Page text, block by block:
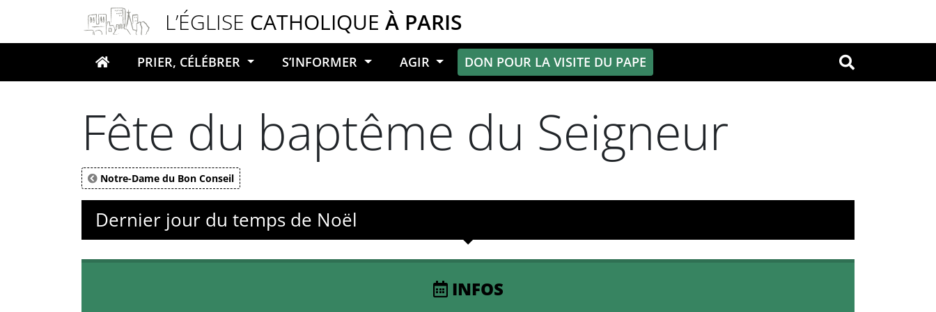
L’ÉGLISE CATHOLIQUE À PARIS
Votre recherche OK
PRIER, CÉLÉBRER S’INFORMER AGIR DON POUR LA VISITE DU PAPE
Fête du baptême du Seigneur
Notre-Dame du Bon Conseil
Dernier jour du temps de Noël
INFOS
Panneau de gestion des cookies